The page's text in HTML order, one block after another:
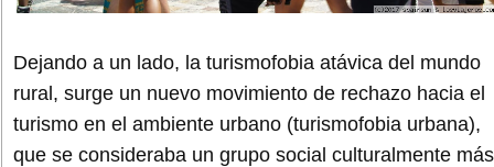
Dejando a un lado, la turismofobia atávica del mundo
rural, surge un nuevo movimiento de rechazo hacia el
turismo en el ambiente urbano (turismofobia urbana),
que se consideraba un grupo social culturalmente más